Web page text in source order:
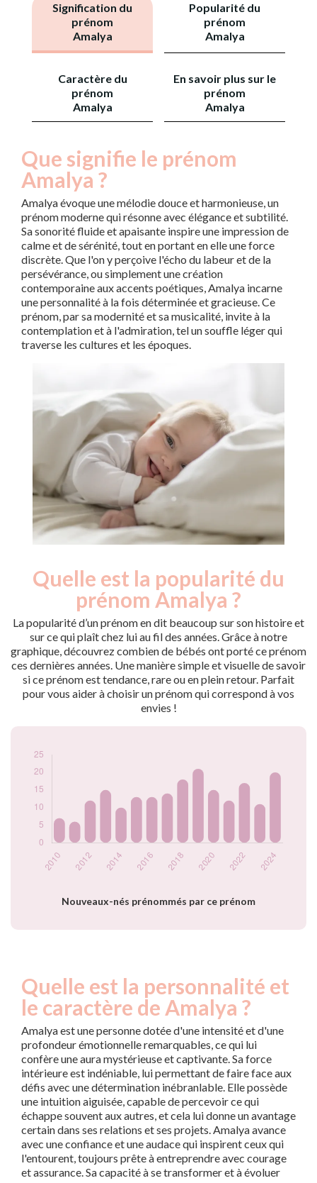
Signification du
prénom
Amalya
Popularité du
prénom
Amalya
Caractère du
prénom
Amalya
En savoir plus sur le
prénom
Amalya
Que signifie le prénom
Amalya ?
Amalya évoque une mélodie douce et harmonieuse, un
prénom moderne qui résonne avec élégance et subtilité.
Sa sonorité fluide et apaisante inspire une impression de
calme et de sérénité, tout en portant en elle une force
discrète. Que l'on y perçoive l'écho du labeur et de la
persévérance, ou simplement une création
contemporaine aux accents poétiques, Amalya incarne
une personnalité à la fois déterminée et gracieuse. Ce
prénom, par sa modernité et sa musicalité, invite à la
contemplation et à l'admiration, tel un souffle léger qui
traverse les cultures et les époques.
Quelle est la popularité du
prénom Amalya ?
La popularité d’un prénom en dit beaucoup sur son histoire et
sur ce qui plaît chez lui au fil des années. Grâce à notre
graphique, découvrez combien de bébés ont porté ce prénom
ces dernières années. Une manière simple et visuelle de savoir
si ce prénom est tendance, rare ou en plein retour. Parfait
pour vous aider à choisir un prénom qui correspond à vos
envies !
Nouveaux-nés prénommés par ce prénom
Popularité du
Année
Nouveaux-
nés
2010
7
2011
6
2012
12
2013
15
2014
10
2015
13
2019
2020
2021
2022
11
20
Quelle est la personnalité et
le caractère de Amalya ?
Amalya est une personne dotée d'une intensité et d'une
profondeur émotionnelle remarquables, ce qui lui
confère une aura mystérieuse et captivante. Sa force
intérieure est indéniable, lui permettant de faire face aux
défis avec une détermination inébranlable. Elle possède
une intuition aiguisée, capable de percevoir ce qui
échappe souvent aux autres, et cela lui donne un avantage
certain dans ses relations et ses projets. Amalya avance
avec une confiance et une audace qui inspirent ceux qui
l'entourent, toujours prête à entreprendre avec courage
et assurance. Sa capacité à se transformer et à évoluer